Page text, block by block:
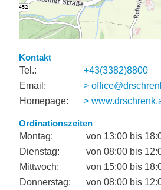
Kontakt
Tel.:
+43(3382)8800
Email:
>
Homepage:
>
Ordinationszeiten
Montag:
von 13:00 bis
Dienstag:
von 08:00 bis
Mittwoch:
von 15:00 bis
Donnerstag:
von 08:00 bis